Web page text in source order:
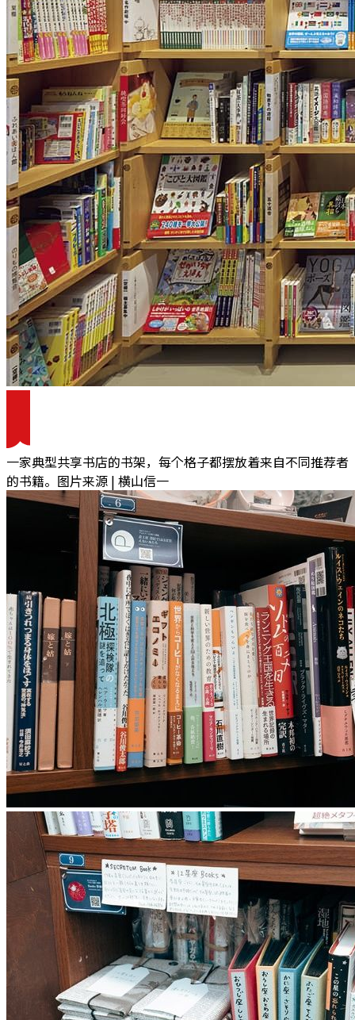
一家典型共享书店的书架，每个格子都摆放着来自不同推荐者
的书籍。图片来源 | 横山信一